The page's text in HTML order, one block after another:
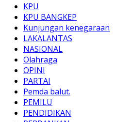
KPU
KPU BANGKEP
Kunjungan kenegaraan
LAKALANTAS
NASIONAL
Olahraga
OPINI
PARTAI
Pemda balut.
PEMILU
PENDIDIKAN